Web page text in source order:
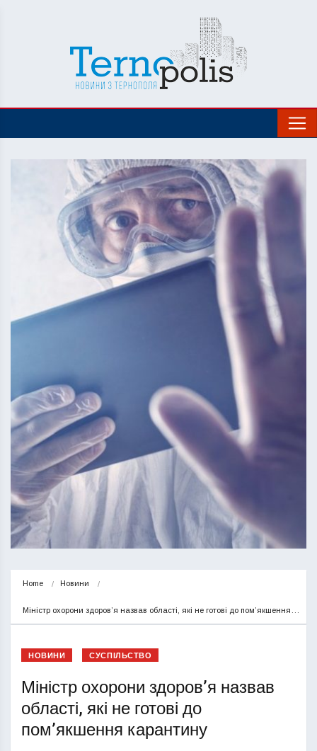
Home Новини
Міністр охорони здоров’я назвав області, які не готові до пом’якшення…
НОВИНИ СУСПІЛЬСТВО
Міністр охорони здоров’я назвав
області, які не готові до
пом’якшення карантину